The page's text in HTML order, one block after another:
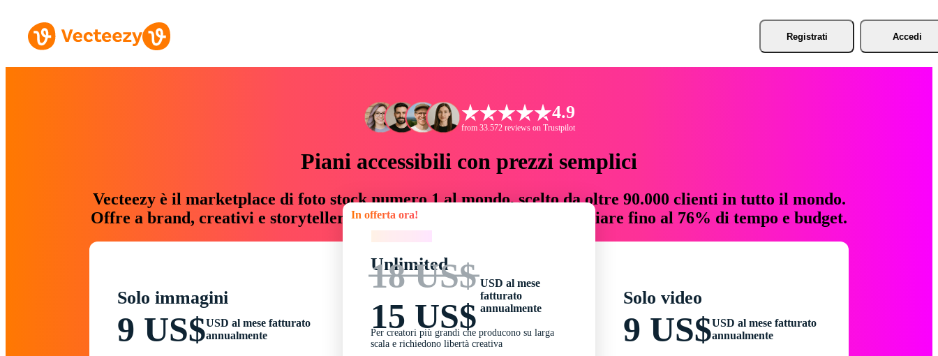
Registrati Accedi
4.9
from 33.572 reviews on Trustpilot
Piani accessibili con prezzi semplici
Vecteezy è il marketplace di foto stock numero 1 al mondo, scelto da oltre 90.000 clienti in tutto il mondo.
Offre a brand, creativi e storyteller risorse creative che fanno risparmiare fino al 76% di tempo e budget.
Solo immagini
9 US$USD al mese fatturato
annualmente
In offerta ora!
Unlimited
18 US$
15 US$
USD al mese
fatturato
annualmente
Per creatori più grandi che producono su larga
scala e richiedono libertà creativa
Solo video
9 US$USD al mese fatturato
annualmente